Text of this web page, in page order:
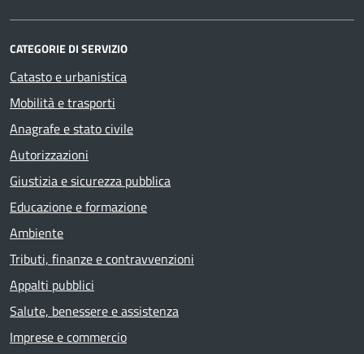
CATEGORIE DI SERVIZIO
Catasto e urbanistica
Mobilità e trasporti
Anagrafe e stato civile
Autorizzazioni
Giustizia e sicurezza pubblica
Educazione e formazione
Ambiente
Tributi, finanze e contravvenzioni
Appalti pubblici
Salute, benessere e assistenza
Imprese e commercio